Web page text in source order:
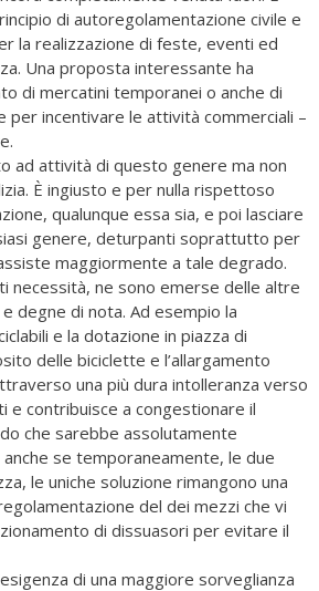
di autoregolamentazione civile e
la realizzazione di feste, eventi ed
Una proposta interessante ha
di mercatini temporanei o anche di
per incentivare le attività commerciali –
ad attività di questo genere ma non
È ingiusto e per nulla rispettoso
qualunque essa sia, e poi lasciare
genere, deturpanti soprattutto per
maggiormente a tale degrado.
necessità, ne sono emerse delle altre
degne di nota. Ad esempio la
e la dotazione in piazza di
delle biciclette e l’allargamento
una più dura intolleranza verso
e contribuisce a congestionare il
che sarebbe assolutamente
se temporaneamente, le due
le uniche soluzione rimangono una
del dei mezzi che vi
di dissuasori per evitare il
di una maggiore sorveglianza